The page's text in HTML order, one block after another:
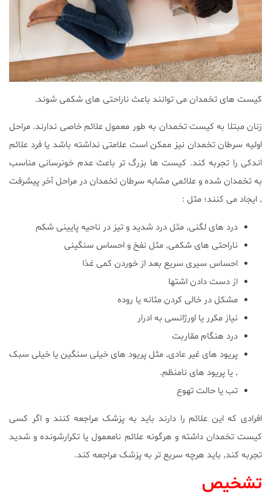
کیست های تخمدان می توانند باعث ناراحتی های شکمی شوند.
زنان مبتلا به کیست تخمدان به طور معمول علائم خاصی ندارند. مراحل
اولیه سرطان تخمدان نیز ممکن است علامتی نداشته باشد یا فرد علائم
اندکی را تجربه کند. کیست ها بزرگ تر باعث عدم خونرسانی مناسب
به تخمدان شده و علائمی مشابه سرطان تخمدان در مراحل آخر پیشرفت
٬ ایجاد می کنند؛ مثل :
درد های لگنی٬ مثل درد شدید و تیز در ناحیه پایینی شکم
ناراحتی های شکمی٬ مثل نفخ و احساس سنگینی
احساس سیری سریع بعد از خوردن کمی غذا
از دست دادن اشتها
مشکل در خالی کردن مثانه یا روده
نیاز مکرر یا اورژانسی به ادرار
درد هنگام مقاربت
پریود های غیر عادی٬ مثل پریود های خیلی سنگین یا خیلی سبک
٬ یا پریود های نامنظم.
تب یا حالت تهوع
افرادی که این علائم را دارند باید به پزشک مراجعه کنند و اگر کسی
کیست تخمدان داشته و هرگونه علائم نامعمول یا تکرارشونده و شدید
تجربه کند٬ باید هرچه سریع تر به پزشک مراجعه کند.
تشخیص